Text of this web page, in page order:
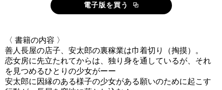
電子版を買う
〈 書籍の内容 〉
善人長屋の店子、安太郎の裏稼業は巾着切り（掏摸）。
恋女房に先立たれてからは、独り身を通しているが、それ
を見つめるひとりの少女がーー
安太郎に因縁のある様子の少女がある願いのために起こす